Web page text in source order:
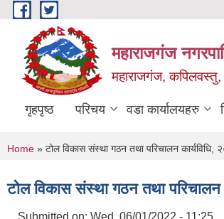
Skip to main content
महाराजगंज
महाराजगंज, कपिलवस्तु,
गृहपृष्ठ परिचय वडा कार्यालयहरु
You are here
Home » टोल विकास संस्था गठन तथा परिचालन कार्यविधि,
टोल विकास संस्था गठन तथा परिचालन
Submitted on: Wed, 06/01/2022 - 11:25